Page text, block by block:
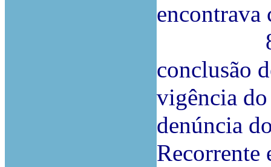
8.ª
conclusão
vigência
denúncia
Recorrente